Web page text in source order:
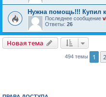
Нужна помощь!!! Купил
Последнее сообщение
Ответы: 26
Новая тема
494 темы 1 2